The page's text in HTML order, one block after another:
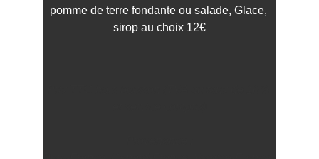
pomme de terre fondante ou salade, Glace,
sirop au choix 12€